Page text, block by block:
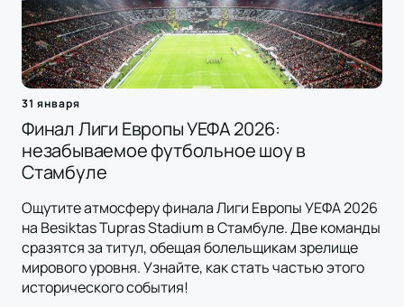
31 января
Финал Лиги Европы УЕФА 2026:
незабываемое футбольное шоу в
Стамбуле
Ощутите атмосферу финала Лиги Европы УЕФА 2026
на Besiktas Tupras Stadium в Стамбуле. Две команды
сразятся за титул, обещая болельщикам зрелище
мирового уровня. Узнайте, как стать частью этого
исторического события!